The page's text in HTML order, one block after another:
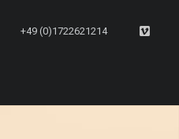
+49 (0)1722621214